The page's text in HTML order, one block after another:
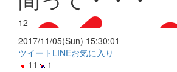
12
2017/11/05(Sun) 15:30:01
ツイート LINEお気に入り
11
1